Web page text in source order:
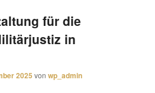
für die
in
2025 vonwp_admin